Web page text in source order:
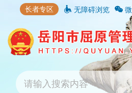
长者专区 无障碍浏览